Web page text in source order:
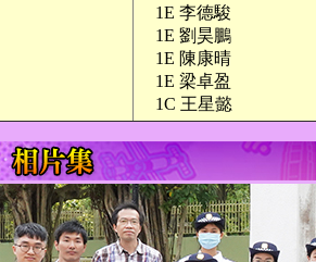
1E 李德駿
1E 劉昊鵬
1E 陳康晴
1E 梁卓盈
1C 王星懿